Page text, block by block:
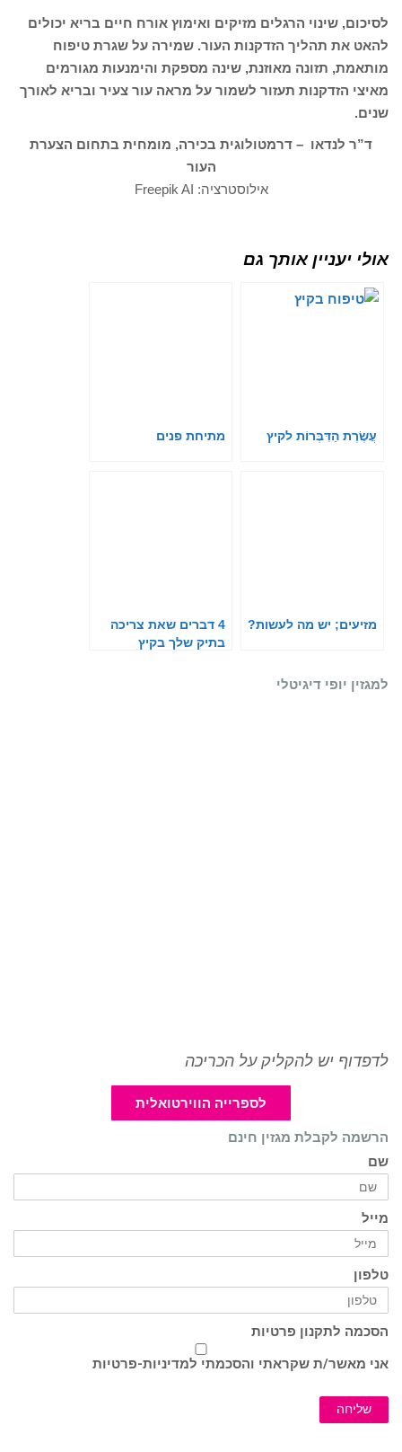
לסיכום, שינוי הרגלים מזיקים ואימוץ אורח חיים בריא יכולים
להאט את תהליך הזדקנות העור. שמירה על שגרת טיפוח
מותאמת, תזונה מאוזנת, שינה מספקת והימנעות מגורמים
מאיצי הזדקנות תעזור לשמור על מראה עור צעיר ובריא לאורך
שנים.
ד”ר לנדאו – דרמטולוגית בכירה, מומחית בתחום הצערת
העור
אילוסטרציה: Freepik AI
אולי יעניין אותך גם
עֲשֶׂרֶת הַדִּבְּרוֹת לקיץ מתיחת פנים
מזיעים; יש מה לעשות?
4 דברים שאת צריכה
בתיק שלך בקיץ
למגזין יופי דיגיטלי
לדפדוף יש להקליק על הכריכה
לספרייה הווירטואלית
הרשמה לקבלת מגזין חינם
שם
מייל
טלפון
הסכמה לתקנון פרטיות
אני מאשר/ת שקראתי והסכמתי למדיניות-פרטיות
שליחה